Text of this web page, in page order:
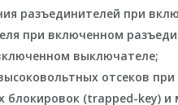
разъединителей при
при включенном
выключателе;
отсеков
(trapped-key) и